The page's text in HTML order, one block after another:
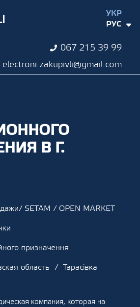
067 215 39 99
electroni.zakupivli@gmail.com
УКР
РУС
В Г.
SETAM / OPEN MARKET
призначення
область
Тарасівка
компания, которая на